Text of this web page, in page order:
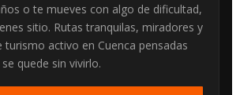
o te mueves con algo de dificultad,
sitio. Rutas tranquilas, miradores y
turismo activo en Cuenca pensadas
quede sin vivirlo.